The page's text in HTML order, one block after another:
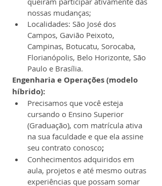
nossas mudanças;
Localidades: São José dos
Campos, Gavião Peixoto,
Campinas, Botucatu, Sorocaba,
Florianópolis, Belo Horizonte, São
Paulo e Brasília.
Engenharia e Operações (modelo
híbrido):
Precisamos que você esteja
cursando o Ensino Superior
(Graduação), com matrícula ativa
na sua faculdade e que ela assine
seu contrato conosco;
Conhecimentos adquiridos em
aula, projetos e até mesmo outras
experiências que possam somar